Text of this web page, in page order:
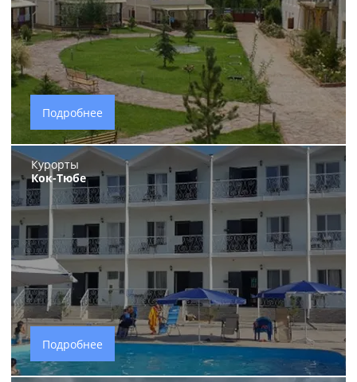
Подробнее
Курорты
Кок-Тюбе
Подробнее